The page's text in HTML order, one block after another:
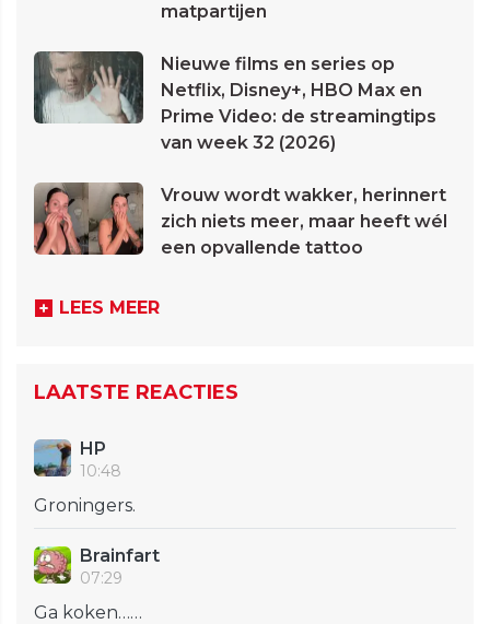
matpartijen
Nieuwe films en series op
Netflix, Disney+, HBO Max en
Prime Video: de streamingtips
van week 32 (2026)
Vrouw wordt wakker, herinnert
zich niets meer, maar heeft wél
een opvallende tattoo
LEES MEER
LAATSTE REACTIES
HP
10:48
Groningers.
Brainfart
07:29
Ga koken……